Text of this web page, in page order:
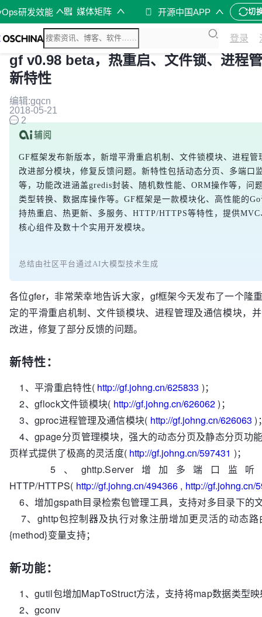
研发效能 媒体矩阵 开源中国APP 切
登录
gf v0.98 beta，热重启、文件锁、进程
新特性
编辑:gqcn
2018-05-21
2
GF框架发布新版本，新增平滑重启机制、文件锁模块、进程管
改进部分模块，修复反馈问题。新特性包括动态分页、多端口
等，功能改进涵盖gredis封装、随机数性能、ORM操作等，问
类型转换、数据库操作等。GF框架是一款模块化、高性能的
持热重启、热更新、多服务、HTTP/HTTPS等特性，提供
核心组件及数十个实用开发模块。
总结由社区平台通过AI大模型技术生成
各位gfer，非常荣幸地告诉大家，gf框架今天发布了一个隆
定的平滑重启机制、文件锁模块、进程管理及通信模块，
改进，修复了部分反馈的问题。
新特性：
1、平滑重启特性( http://gf.johng.cn/625833 )；
2、gflock文件锁模块( http://gf.johng.cn/626062)；
3、gproc进程管理及通信模块( http://gf.johng.cn/626063 )
4、gpage分页管理模块，强大的动态分页及静态分页功
页样式提供了极高的灵活度( http://gf.johng.cn/597431 )；
5、ghttp.Server增加多端口监听
HTTP/HTTPS( http://gf.johng.cn/494366, http://gf.johng.cn/
6、增加gspath目录检索包管理工具，支持对多目录下的
7、ghttp包控制器及执行对象注册增加更灵活的动态路
{method}变量支持；
新功能：
1、gutil包增加MapToStruct方法，支持将map数据类型
2、gconv